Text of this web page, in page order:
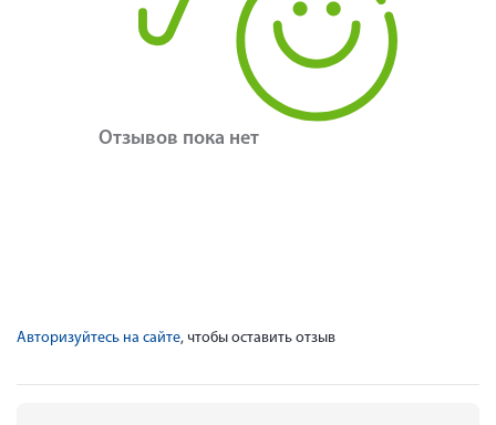
Отзывов пока нет
Авторизуйтесь на сайте, чтобы оставить отзыв